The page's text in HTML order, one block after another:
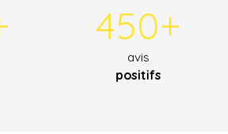
450+
avis
positifs